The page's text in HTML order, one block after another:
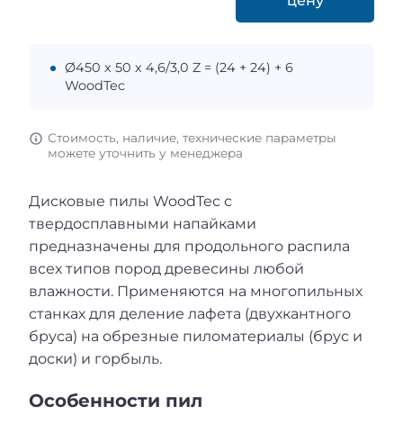
Ø450 х 50 х 4,6/3,0 Z = (24 + 24) + 6
WoodTec
Стоимость, наличие, технические параметры
можете уточнить у менеджера
Дисковые пилы WoodTec с
твердосплавными напайками
предназначены для продольного распила
всех типов пород древесины любой
влажности. Применяются на многопильных
станках для деление лафета (двухкантного
бруса) на обрезные пиломатериалы (брус и
доски) и горбыль.
Особенности пил